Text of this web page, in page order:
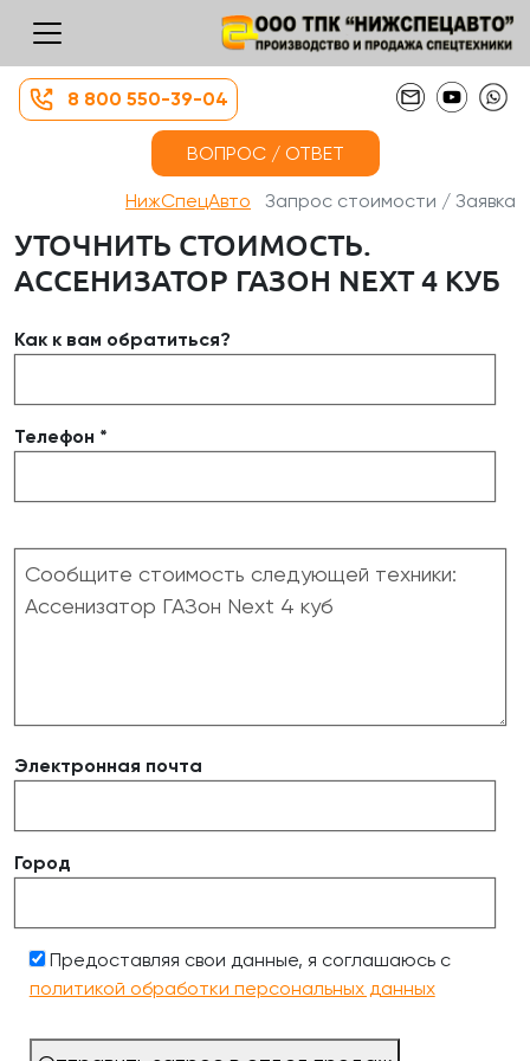
8 800 550-39-04
ВОПРОС / ОТВЕТ
НижСпецАвто Запрос стоимости / Заявка
УТОЧНИТЬ СТОИМОСТЬ.
АССЕНИЗАТОР ГАЗОН NEXT 4 КУБ
Как к вам обратиться?
Телефон *
Электронная почта
Город
Предоставляя свои данные, я соглашаюсь с
политикой обработки персональных данных